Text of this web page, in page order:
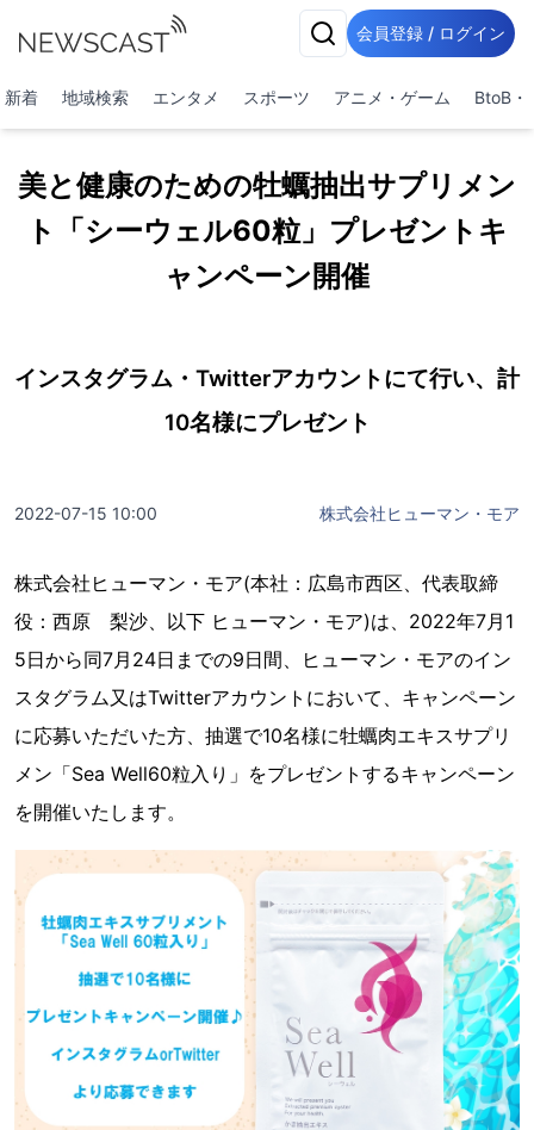
会員登録 / ログイン
新着 地域検索 エンタメ スポーツ アニメ・ゲーム BtoB・
美と健康のための牡蠣抽出サプリメン
ト「シーウェル60粒」プレゼントキ
ャンペーン開催
インスタグラム・Twitterアカウントにて行い、計
10名様にプレゼント
2022-07-15 10:00 株式会社ヒューマン・モア
株式会社ヒューマン・モア(本社：広島市西区、代表取締
役：西原 梨沙、以下 ヒューマン・モア)は、2022年7月1
5日から同7月24日までの9日間、ヒューマン・モアのイン
スタグラム又はTwitterアカウントにおいて、キャンペーン
に応募いただいた方、抽選で10名様に牡蠣肉エキスサプリ
メン「Sea Well60粒入り」をプレゼントするキャンペーン
を開催いたします。